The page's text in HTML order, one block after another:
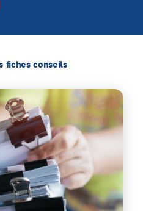
fiches conseils